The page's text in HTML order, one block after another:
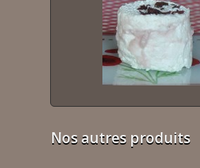
Nos autres produits